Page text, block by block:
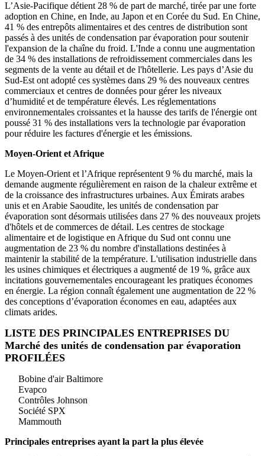
L’Asie-Pacifique détient 28 % de part de marché, tirée par une forte
adoption en Chine, en Inde, au Japon et en Corée du Sud. En Chine,
41 % des entrepôts alimentaires et des centres de distribution sont
passés à des unités de condensation par évaporation pour soutenir
l'expansion de la chaîne du froid. L'Inde a connu une augmentation
de 34 % des installations de refroidissement commerciales dans les
segments de la vente au détail et de l'hôtellerie. Les pays d’Asie du
Sud-Est ont adopté ces systèmes dans 29 % des nouveaux centres
commerciaux et centres de données pour gérer les niveaux
d’humidité et de température élevés. Les réglementations
environnementales croissantes et la hausse des tarifs de l'énergie ont
poussé 31 % des installations vers la technologie par évaporation
pour réduire les factures d'énergie et les émissions.
Moyen-Orient et Afrique
Le Moyen-Orient et l’Afrique représentent 9 % du marché, mais la
demande augmente régulièrement en raison de la chaleur extrême et
de la croissance des infrastructures urbaines. Aux Émirats arabes
unis et en Arabie Saoudite, les unités de condensation par
évaporation sont désormais utilisées dans 27 % des nouveaux projets
d'hôtels et de commerces de détail. Les centres de stockage
alimentaire et de logistique en Afrique du Sud ont connu une
augmentation de 23 % du nombre d'installations destinées à
maintenir la stabilité de la température. L'utilisation industrielle dans
les usines chimiques et électriques a augmenté de 19 %, grâce aux
incitations gouvernementales encourageant les pratiques économes
en énergie. La région connaît également une augmentation de 22 %
des conceptions d’évaporation économes en eau, adaptées aux
climats arides.
LISTE DES PRINCIPALES ENTREPRISES DU
Marché des unités de condensation par évaporation
PROFILÉES
Bobine d'air Baltimore
Evapco
Contrôles Johnson
Société SPX
Mammouth
Principales entreprises ayant la part la plus élevée